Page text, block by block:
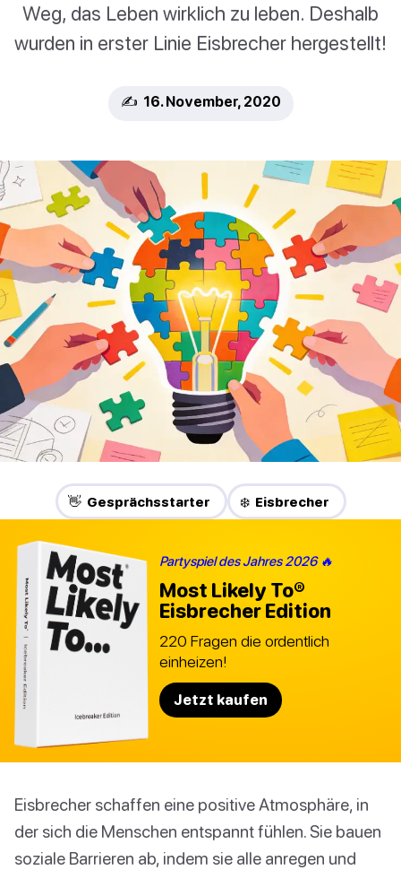
Weg, das Leben wirklich zu leben. Deshalb
wurden in erster Linie Eisbrecher hergestellt!
✍️ 16. November, 2020
👋 Gesprächsstarter ❄️ Eisbrecher
Partyspiel des Jahres 2026 🔥
Most Likely To®
Eisbrecher Edition
220 Fragen die ordentlich
einheizen!
Jetzt kaufen
Eisbrecher schaffen eine positive Atmosphäre, in
der sich die Menschen entspannt fühlen. Sie bauen
soziale Barrieren ab, indem sie alle anregen und